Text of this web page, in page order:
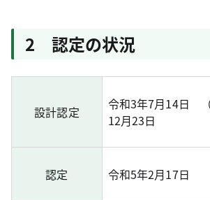
2 認定の状況
設計認定
令和3年7月14日
12月23日
認定 令和5年2月17日